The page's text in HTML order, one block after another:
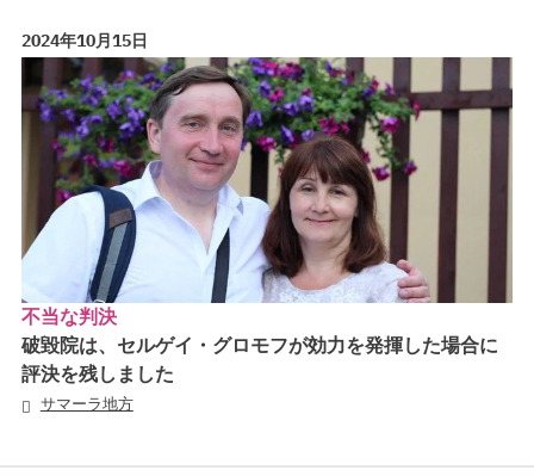
2024年10月15日
不当な判決
破毀院は、セルゲイ・グロモフが効力を発揮した場合に
評決を残しました
サマーラ地方